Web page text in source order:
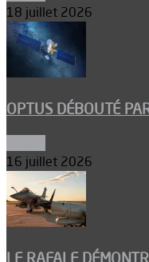
18 juillet 2026
OPTUS DÉBOUTÉ
16 juillet 2026
LE RAFALE